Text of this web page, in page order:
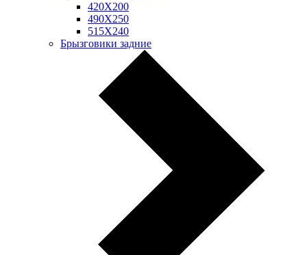
420Х200
490Х250
515Х240
Брызговики задние